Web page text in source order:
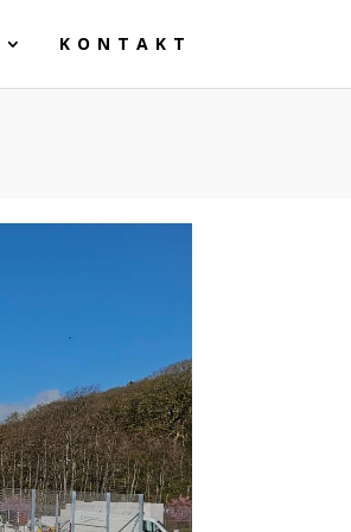
KONTAKT